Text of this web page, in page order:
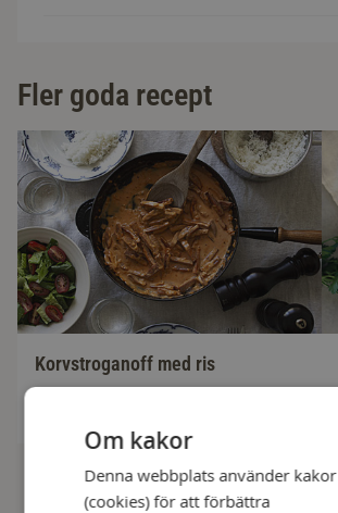
Fler goda recept
Korvstroganoff med ris
Om kakor
Denna webbplats använder kakor
(cookies) för att förbättra